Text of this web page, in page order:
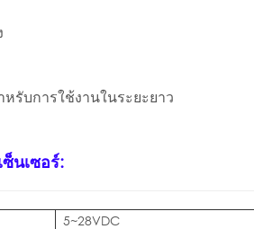
หรับการใช้งานในระยะยาว
นเซอร์:
5~28VDC